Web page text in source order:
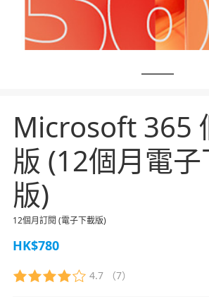
Microsoft 365
版 (12個月電
版)
12個月訂閱 (電子下載版)
HK$780
4.7 （7）